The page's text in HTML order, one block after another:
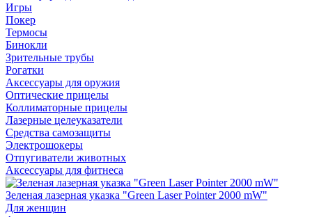
Игры
Покер
Термосы
Бинокли
Зрительные трубы
Рогатки
Аксессуары для оружия
Оптические прицелы
Коллиматорные прицелы
Лазерные целеуказатели
Средства самозащиты
Электрошокеры
Отпугиватели животных
Аксессуары для фитнеса
Зеленая лазерная указка "Green Laser Pointer 2000 mW"
Для женщин